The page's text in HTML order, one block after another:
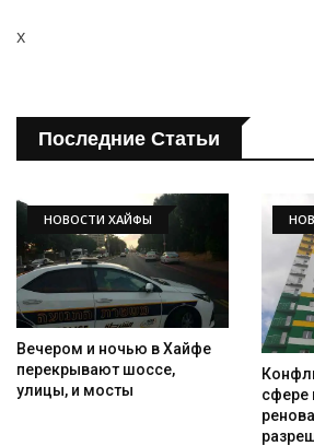
x
Последние Статьи
НОВОСТИ ХАЙФЫ
Вечером и ночью в Хайфе
перекрывают шоссе,
улицы, и мосты
сфере